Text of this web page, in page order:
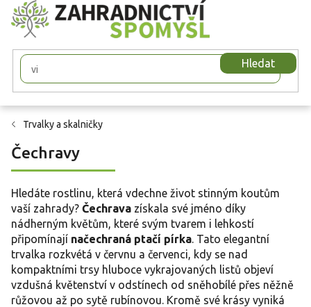
Přejít
na
obsah
Hledat
Trvalky a skalničky
Čechravy
Hledáte rostlinu, která vdechne život stinným koutům
vaší zahrady? Čechrava získala své jméno díky
nádherným květům, které svým tvarem i lehkostí
připomínají načechraná ptačí pírka . Tato elegantní
trvalka rozkvétá v červnu a červenci, kdy se nad
kompaktními trsy hluboce vykrajovaných listů objeví
vzdušná květenství v odstínech od sněhobílé přes něžně
růžovou až po sytě rubínovou. Kromě své krásy vyniká